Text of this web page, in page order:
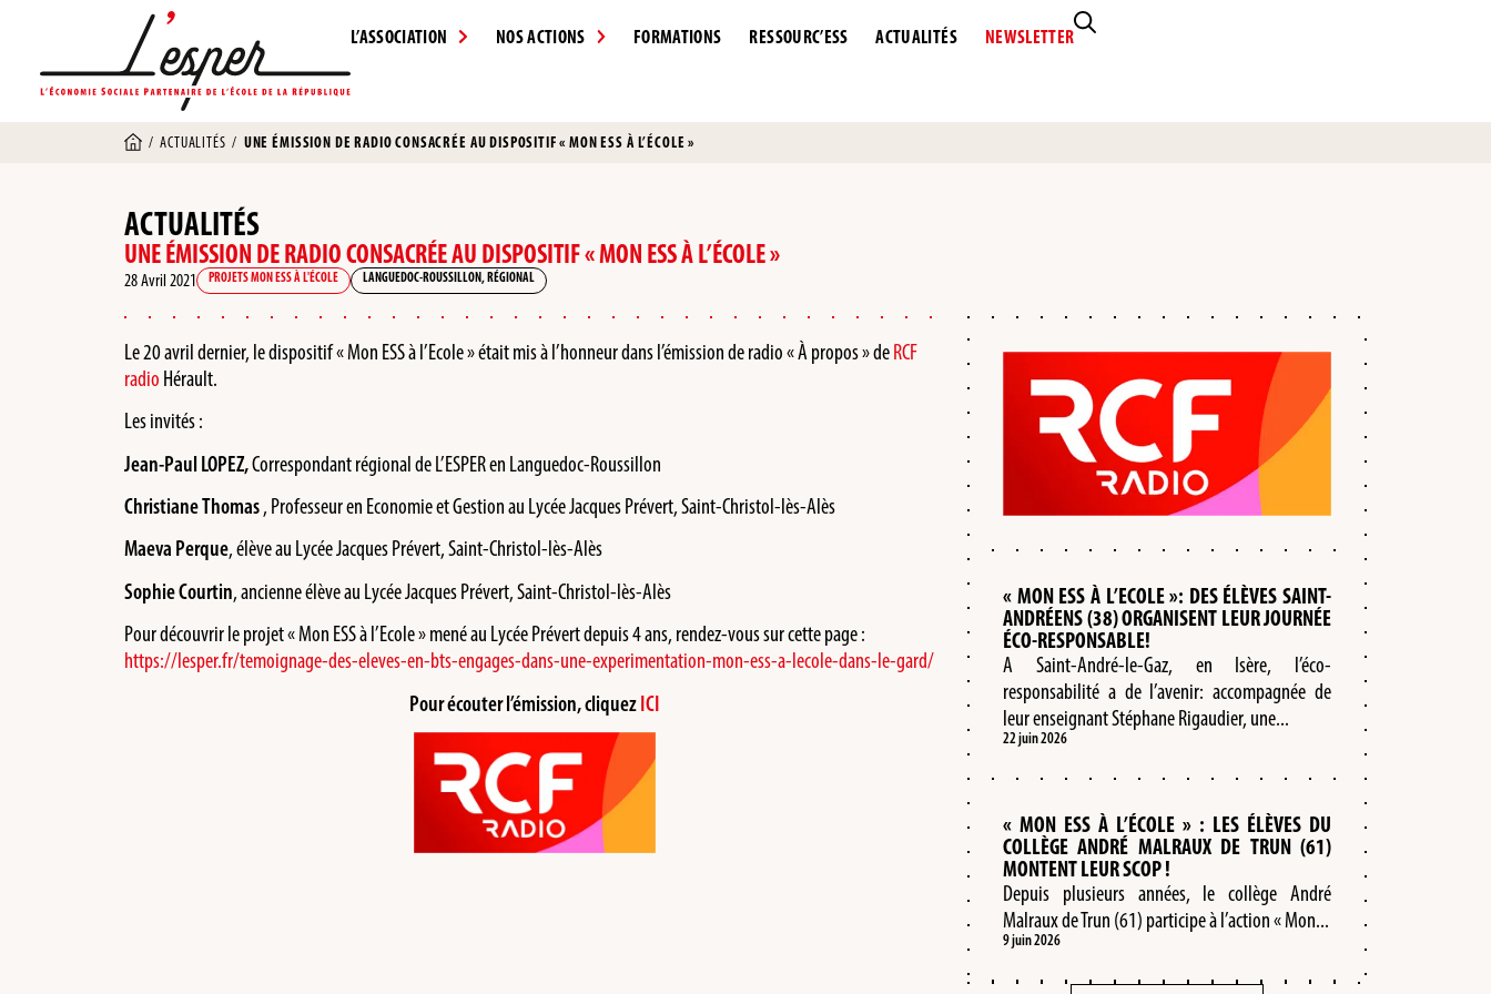
L’ASSOCIATION NOS ACTIONS FORMATIONS RESSOURC’ESS ACTUALITÉS NEWSLETTER
/ACTUALITÉS / UNE ÉMISSION DE RADIO CONSACRÉE AU DISPOSITIF « MON ESS À L’ÉCOLE »
ACTUALITÉS
UNE ÉMISSION DE RADIO CONSACRÉE AU DISPOSITIF « MON ESS À L’ÉCOLE »
28 Avril 2021 PROJETS MON ESS À L'ÉCOLE LANGUEDOC-ROUSSILLON,RÉGIONAL
Le 20 avril dernier, le dispositif « Mon ESS à l’Ecole » était mis à l’honneur dans l’émission de radio « À propos » deRCF
radio Hérault.
Les invités :
Jean-Paul LOPEZ,Correspondant régional de L’ESPER en Languedoc-Roussillon
Christiane Thomas, Professeur en Economie et Gestion au Lycée Jacques Prévert, Saint-Christol-lès-Alès
Maeva Perque, élève au Lycée Jacques Prévert, Saint-Christol-lès-Alès
Sophie Courtin, ancienne élève au Lycée Jacques Prévert, Saint-Christol-lès-Alès
Pour découvrir le projet « Mon ESS à l’Ecole » mené au Lycée Prévert depuis 4 ans, rendez-vous sur cette page :
https://lesper.fr/temoignage-des-eleves-en-bts-engages-dans-une-experimentation-mon-ess-a-lecole-dans-le-gard/
Pour écouter l’émission, cliquezICI
« MON ESS À L’ECOLE »: DES ÉLÈVES SAINT-
ANDRÉENS (38) ORGANISENT LEUR JOURNÉE
ÉCO-RESPONSABLE!
A Saint-André-le-Gaz, en Isère, l’éco-
responsabilité a de l’avenir: accompagnée de
leur enseignant Stéphane Rigaudier, une...
22 juin 2026
« MON ESS À L’ÉCOLE » : LES ÉLÈVES DU
COLLÈGE ANDRÉ MALRAUX DE TRUN (61)
MONTENT LEUR SCOP !
Depuis plusieurs années, le collège André
Malraux de Trun (61) participe à l’action « Mon...
9 juin 2026